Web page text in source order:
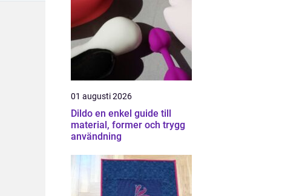
01 augusti 2026
Dildo en enkel guide till
material, former och trygg
användning